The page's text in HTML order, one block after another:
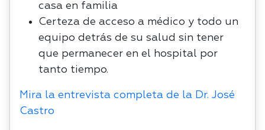
casa en familia
Certeza de acceso a médico y todo un
equipo detrás de su salud sin tener
que permanecer en el hospital por
tanto tiempo.
Mira la entrevista completa de la Dr. José
Castro